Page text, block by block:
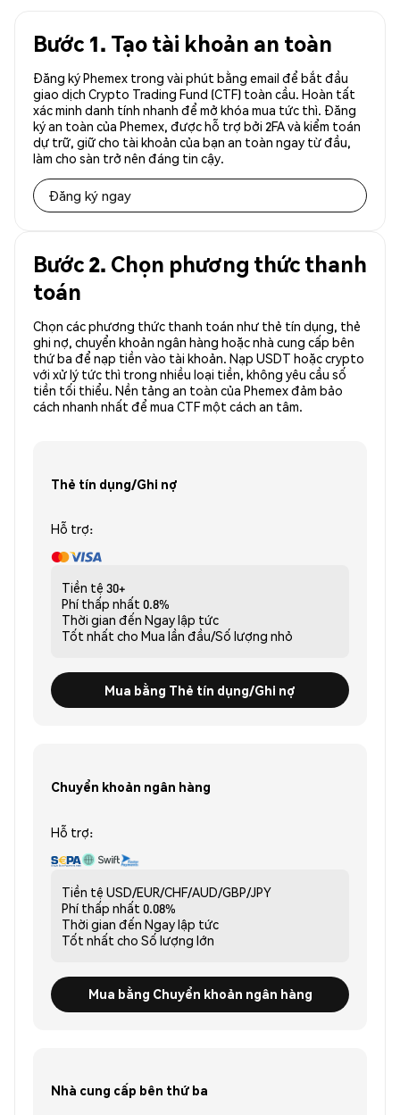
Bước 1. Tạo tài khoản an toàn
Đăng ký Phemex trong vài phút bằng email để bắt đầu
giao dịch Crypto Trading Fund (CTF) toàn cầu. Hoàn tất
xác minh danh tính nhanh để mở khóa mua tức thì. Đăng
ký an toàn của Phemex, được hỗ trợ bởi 2FA và kiểm toán
dự trữ, giữ cho tài khoản của bạn an toàn ngay từ đầu,
làm cho sàn trở nên đáng tin cậy.
Đăng ký ngay
Bước 2. Chọn phương thức thanh
toán
Chọn các phương thức thanh toán như thẻ tín dụng, thẻ
ghi nợ, chuyển khoản ngân hàng hoặc nhà cung cấp bên
thứ ba để nạp tiền vào tài khoản. Nạp USDT hoặc crypto
với xử lý tức thì trong nhiều loại tiền, không yêu cầu số
tiền tối thiểu. Nền tảng an toàn của Phemex đảm bảo
cách nhanh nhất để mua CTF một cách an tâm.
Thẻ tín dụng/Ghi nợ
Hỗ trợ:
Tiền tệ 30+
Phí thấp nhất 0.8%
Thời gian đến Ngay lập tức
Tốt nhất cho Mua lần đầu/Số lượng nhỏ
Mua bằng Thẻ tín dụng/Ghi nợ
Chuyển khoản ngân hàng
Hỗ trợ:
Tiền tệ USD/EUR/CHF/AUD/GBP/JPY
Phí thấp nhất 0.08%
Thời gian đến Ngay lập tức
Tốt nhất cho Số lượng lớn
Mua bằng Chuyển khoản ngân hàng
Nhà cung cấp bên thứ ba